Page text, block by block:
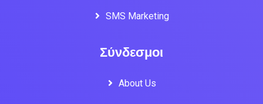
SMS Marketing
Σύνδεσμοι
About Us